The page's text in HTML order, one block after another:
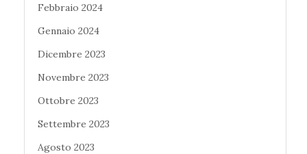
Febbraio 2024
Gennaio 2024
Dicembre 2023
Novembre 2023
Ottobre 2023
Settembre 2023
Agosto 2023